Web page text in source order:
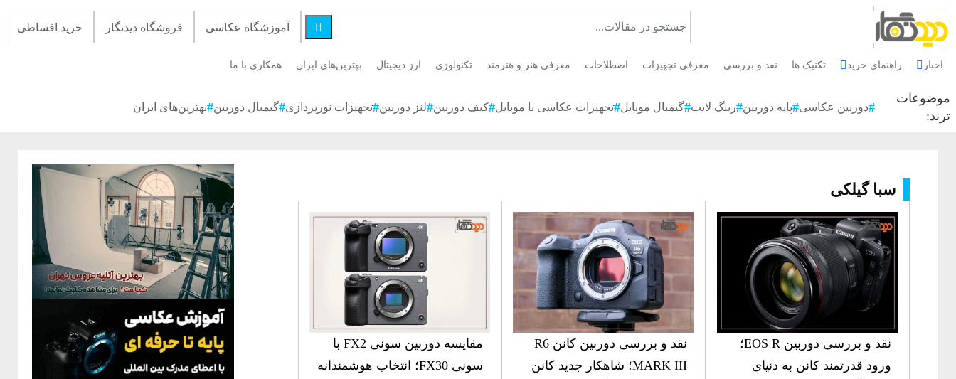
آموزشگاه عکاسی فروشگاه دیدنگار خرید اقساطی 
اخبار راهنمای خرید تکنیک ها نقد و بررسی معرفی تجهیزات اصطلاحات معرفی هنر و هنرمند تکنولوژی ارز دیجیتال بهترین‌های ایران همکاری با ما
موضوعات
ترند:
دوربین عکاسی پایه دوربین رینگ لایت گیمبال موبایل تجهیزات عکاسی با موبایل کیف دوربین لنز دوربین تجهیزات نورپردازی گیمبال دوربین بهترین‌های ایران
سبا گیلکی
نقد و بررسی دوربین EOS R؛
ورود قدرتمند کانن به دنیای
نقد و بررسی دوربین کانن R6
MARK III؛ شاهکار جدید کانن
مقایسه دوربین سونی FX2 با
سونی FX30؛ انتخاب هوشمندانه